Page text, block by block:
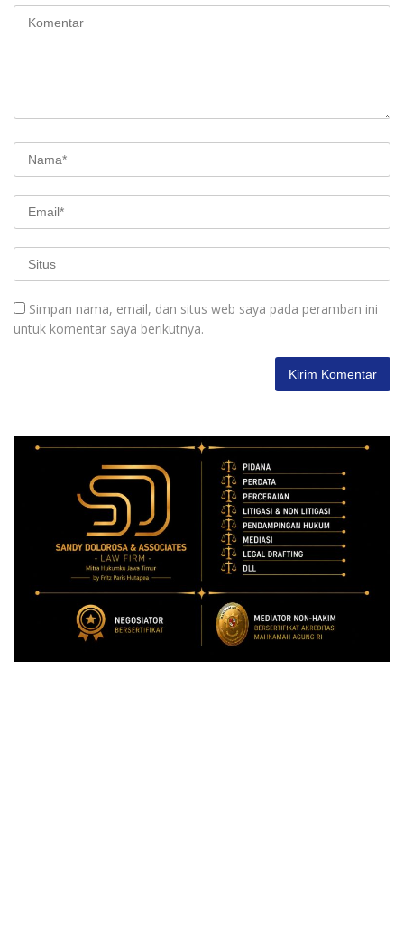
Simpan nama, email, dan situs web saya pada peramban ini
untuk komentar saya berikutnya.